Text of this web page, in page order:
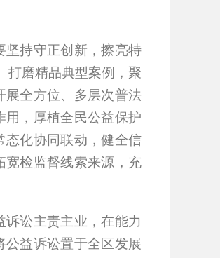
坚持守正创新，擦亮特
打磨精品典型案例，聚
展全方位、多层次普法
用，厚植全民公益保护
态化协同联动，健全信
宽检监督线索来源，充
讼主责主业，在能力
公益诉讼置于全区发展